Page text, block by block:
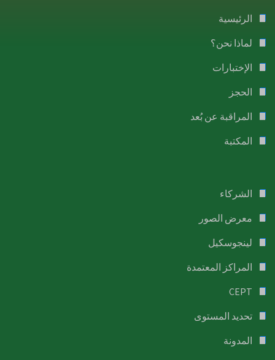
الرئيسية
لماذا نحن؟
الإختبارات
الحجز
المراقبة عن بُعد
المكتبة
الشركاء
معرض الصور
لينجوسكيل
المراكز المعتمدة
CEPT
تحديد المستوى
المدونة